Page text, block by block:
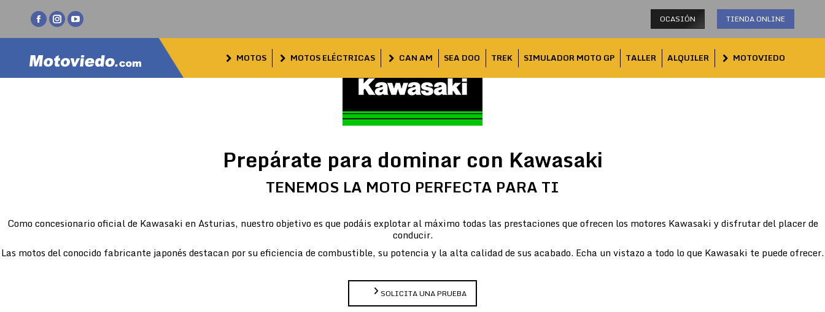
Facebook
page
opens
in
Instagram
page
opens
in
YouTube
page
opens
in
OCASIÓN TIENDA ONLINE
MOTOS MOTOS ELÉCTRICAS CAN AM SEA DOO TREK SIMULADOR MOTO GP TALLER ALQUILER MOTOVIEDO
Prepárate para dominar con Kawasaki
TENEMOS LA MOTO PERFECTA PARA TI
Como concesionario oficial de Kawasaki en Asturias, nuestro objetivo es que podáis explotar al máximo todas las prestaciones que ofrecen los motores Kawasaki y disfrutar del placer de
conducir.
Las motos del conocido fabricante japonés destacan por su eficiencia de combustible, su potencia y la alta calidad de sus acabado. Echa un vistazo a todo lo que Kawasaki te puede ofrecer.
SOLICITA UNA PRUEBA